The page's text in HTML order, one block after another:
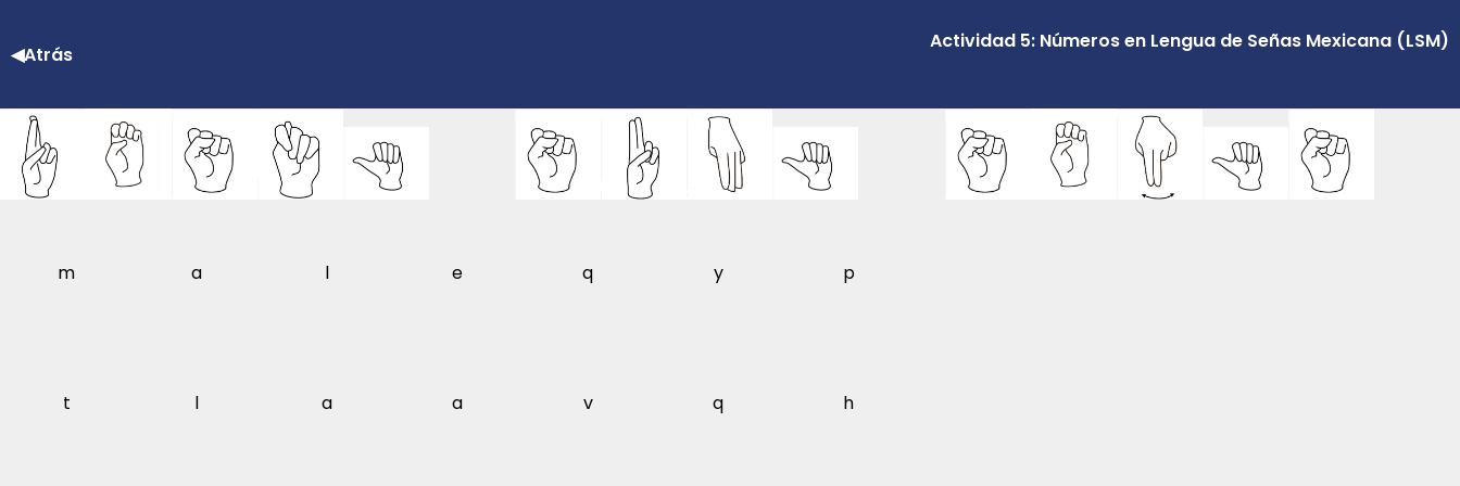
◀Atrás
Actividad 5: Números en Lengua de Señas Mexicana (LSM)
m a l e q y p
t l a a v q h